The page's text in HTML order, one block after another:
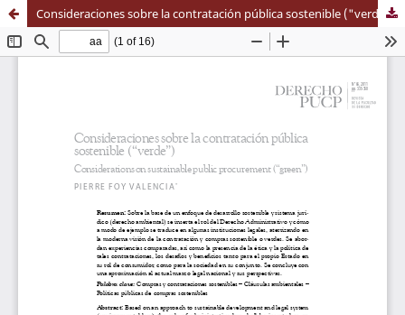
Consideraciones sobre la contratación pública sostenible ("verde")